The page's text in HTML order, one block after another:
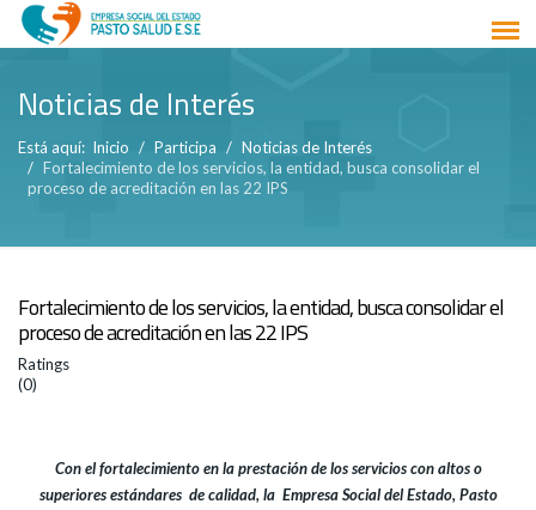
Noticias de Interés
Está aquí: Inicio Participa
Noticias de Interés
Fortalecimiento de los servicios, la entidad, busca consolidar el
proceso de acreditación en las 22 IPS
Fortalecimiento de los servicios, la entidad, busca consolidar el
proceso de acreditación en las 22 IPS
Ratings
(0)
Con el fortalecimiento en la prestación de los servicios con altos o
superiores estándares de calidad, la Empresa Social del Estado, Pasto